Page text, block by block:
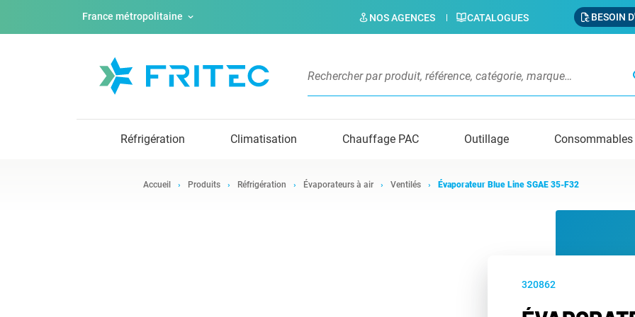
France métropolitaine NOS AGENCES CATALOGUES BESOIN
Réfrigération Climatisation Chauffage PAC Outillage Consommables
Accueil Produits Réfrigération Évaporateurs à air Ventilés Évaporateur Blue Line SGAE 35-F32
320862